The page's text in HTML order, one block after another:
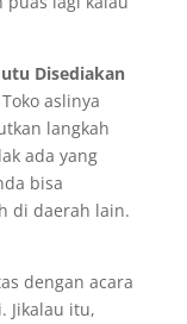
Disediakan
aslinya
langkah
ada yang
bisa
di daerah lain.
dengan acara
Jikalau itu,